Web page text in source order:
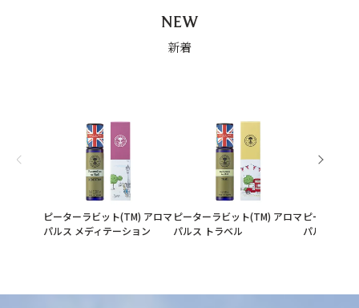
NEW
新着
ピーターラビット(TM) アロマ
パルス メディテーション
ピーターラビット(TM) アロマ
パルス トラベル
ピーターラ
パルス スタ